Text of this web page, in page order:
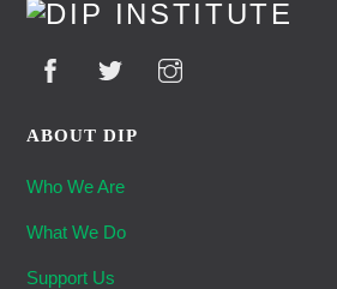
Top
ABOUT DIP
Who We Are
What We Do
Support Us